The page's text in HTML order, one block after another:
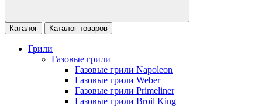
Каталог Каталог товаров
Грили
Газовые грили
Газовые грили Napoleon
Газовые грили Weber
Газовые грили Primeliner
Газовые грили Broil King